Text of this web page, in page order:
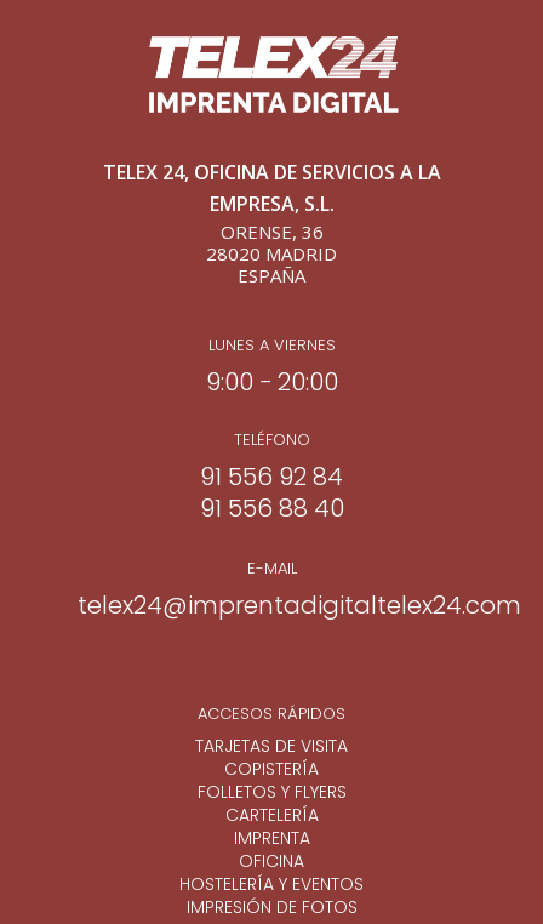
TELEX 24, OFICINA DE SERVICIOS A LA
EMPRESA, S.L.
ORENSE, 36
28020 MADRID
ESPAÑA
LUNES A VIERNES
9:00 − 20:00
TELÉFONO
91 556 92 84
91 556 88 40
E-MAIL
telex24@imprentadigitaltelex24.com
ACCESOS RÁPIDOS
TARJETAS DE VISITA
COPISTERÍA
FOLLETOS Y FLYERS
CARTELERÍA
IMPRENTA
OFICINA
HOSTELERÍA Y EVENTOS
IMPRESIÓN DE FOTOS